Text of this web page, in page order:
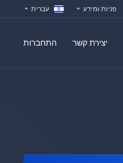
פניות ומידע עברית
יצירת קשר התחברות